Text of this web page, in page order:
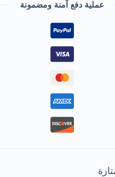
عملية دفع آمنة ومضمونة